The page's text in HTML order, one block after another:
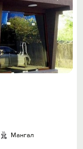
Мангал